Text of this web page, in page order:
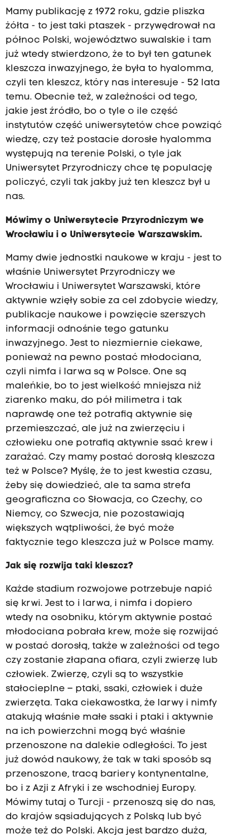
Mamy publikację z 1972 roku, gdzie pliszka
żółta - to jest taki ptaszek - przywędrował na
północ Polski, województwo suwalskie i tam
już wtedy stwierdzono, że to był ten gatunek
kleszcza inwazyjnego, że była to hyalomma,
czyli ten kleszcz, który nas interesuje - 52 lata
temu. Obecnie też, w zależności od tego,
jakie jest źródło, bo o tyle o ile część
instytutów część uniwersytetów chce powziąć
wiedzę, czy też postacie dorosłe hyalomma
występują na terenie Polski, o tyle jak
Uniwersytet Przyrodniczy chce tę populację
policzyć, czyli tak jakby już ten kleszcz był u
nas.
Mówimy o Uniwersytecie Przyrodniczym we
Wrocławiu i o Uniwersytecie Warszawskim.
Mamy dwie jednostki naukowe w kraju - jest to
właśnie Uniwersytet Przyrodniczy we
Wrocławiu i Uniwersytet Warszawski, które
aktywnie wzięły sobie za cel zdobycie wiedzy,
publikacje naukowe i powzięcie szerszych
informacji odnośnie tego gatunku
inwazyjnego. Jest to niezmiernie ciekawe,
ponieważ na pewno postać młodociana,
czyli nimfa i larwa są w Polsce. One są
maleńkie, bo to jest wielkość mniejsza niż
ziarenko maku, do pół milimetra i tak
naprawdę one też potrafią aktywnie się
przemieszczać, ale już na zwierzęciu i
człowieku one potrafią aktywnie ssać krew i
zarażać. Czy mamy postać dorosłą kleszcza
też w Polsce? Myślę, że to jest kwestia czasu,
żeby się dowiedzieć, ale ta sama strefa
geograficzna co Słowacja, co Czechy, co
Niemcy, co Szwecja, nie pozostawiają
większych wątpliwości, że być może
faktycznie tego kleszcza już w Polsce mamy.
Jak się rozwija taki kleszcz?
Każde stadium rozwojowe potrzebuje napić
się krwi. Jest to i larwa, i nimfa i dopiero
wtedy na osobniku, którym aktywnie postać
młodociana pobrała krew, może się rozwijać
w postać dorosłą, także w zależności od tego
czy zostanie złapana ofiara, czyli zwierzę lub
człowiek. Zwierzę, czyli są to wszystkie
stałocieplne – ptaki, ssaki, człowiek i duże
zwierzęta. Taka ciekawostka, że larwy i nimfy
atakują właśnie małe ssaki i ptaki i aktywnie
na ich powierzchni mogą być właśnie
przenoszone na dalekie odległości. To jest
już dowód naukowy, że tak w taki sposób są
przenoszone, tracą bariery kontynentalne,
bo i z Azji z Afryki i ze wschodniej Europy.
Mówimy tutaj o Turcji - przenoszą się do nas,
do krajów sąsiadujących z Polską lub być
może też do Polski. Akcja jest bardzo duża,